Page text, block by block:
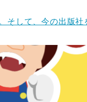
そして、今の出版社